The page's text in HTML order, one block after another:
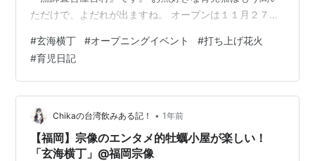
ただけで、よだれが出ますね。 オープンは１１月２７
のオープン初日に行っても人が多いだけでいいことない
よね～と旦那と言っていました。 ところが、オープニン
グイベントとして、輪投げ・射的・ボールすくいなどの
縁日的なお遊びがあるほか、魚のつかみ取りもあるとの
こと！ ちょうどそっち方面にちょっとした用事もあった
し、魚のつかみ取りはなかなか体験で…
#玄海横丁 #オープニングイベント #打ち上げ花火
#育児日記
Chikaの台湾飲みある記！ • 1年前
【福岡】宗像のエンタメ的牡蠣小屋が楽しい！
「玄海横丁」@福岡宗像